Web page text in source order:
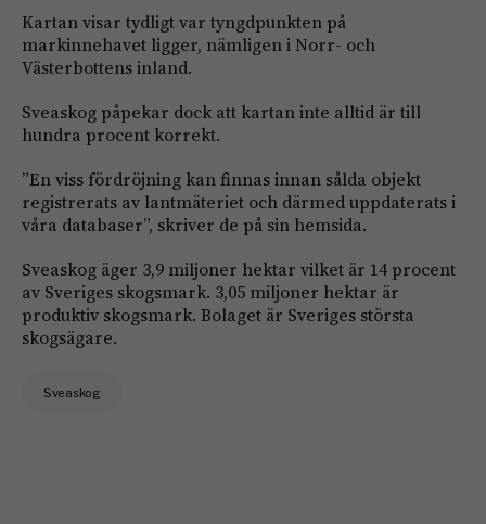
Kartan visar tydligt var tyngdpunkten på
markinnehavet ligger, nämligen i Norr- och
Västerbottens inland.
Sveaskog påpekar dock att kartan inte alltid är till
hundra procent korrekt.
”En viss fördröjning kan finnas innan sålda objekt
registrerats av lantmäteriet och därmed uppdaterats i
våra databaser”, skriver de på sin hemsida.
Sveaskog äger 3,9 miljoner hektar vilket är 14 procent
av Sveriges skogsmark. 3,05 miljoner hektar är
produktiv skogsmark. Bolaget är Sveriges största
skogsägare.
Sveaskog